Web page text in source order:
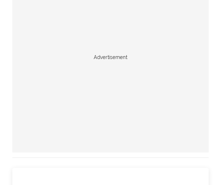
Advertisement